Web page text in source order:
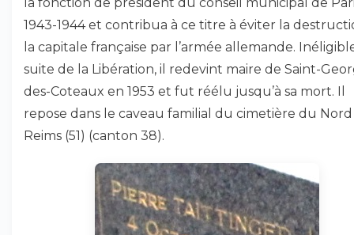
la fonction de président du conseil municipal de
1943-1944 et contribua à ce titre à éviter la
la capitale française par l’armée allemande.
suite de la Libération, il redevint maire de Saint-
des-Coteaux en 1953 et fut réélu jusqu’à sa mort. Il
repose dans le caveau familial du cimetière du
Reims (51) (canton 38).